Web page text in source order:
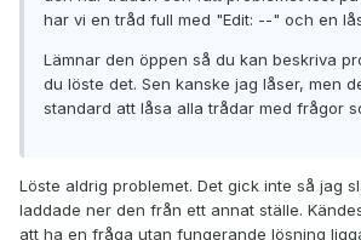
har vi en tråd full med "Edit: --" och en
Lämnar den öppen så du kan beskriva
du löste det. Sen kanske jag låser, men
standard att låsa alla trådar med frågor
Löste aldrig problemet. Det gick inte så jag
laddade ner den från ett annat ställe.
att ha en fråga utan fungerande lösning